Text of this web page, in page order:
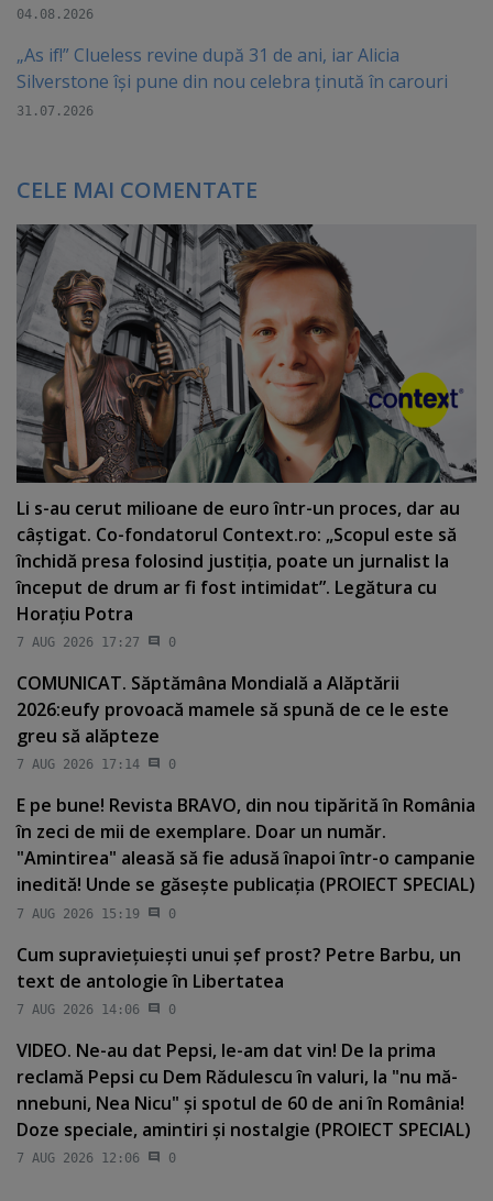
04.08.2026
„As if!” Clueless revine după 31 de ani, iar Alicia
Silverstone își pune din nou celebra ținută în carouri
31.07.2026
CELE MAI COMENTATE
Li s-au cerut milioane de euro într-un proces, dar au
câştigat. Co-fondatorul Context.ro: „Scopul este să
închidă presa folosind justiţia, poate un jurnalist la
început de drum ar fi fost intimidat”. Legătura cu
Horaţiu Potra
7 AUG 2026 17:27 0
COMUNICAT. Săptămâna Mondială a Alăptării
2026:eufy provoacă mamele să spună de ce le este
greu să alăpteze
7 AUG 2026 17:14 0
E pe bune! Revista BRAVO, din nou tipărită în România
în zeci de mii de exemplare. Doar un număr.
"Amintirea" aleasă să fie adusă înapoi într-o campanie
inedită! Unde se găseşte publicaţia (PROIECT SPECIAL)
7 AUG 2026 15:19 0
Cum supravieţuieşti unui şef prost? Petre Barbu, un
text de antologie în Libertatea
7 AUG 2026 14:06 0
VIDEO. Ne-au dat Pepsi, le-am dat vin! De la prima
reclamă Pepsi cu Dem Rădulescu în valuri, la "nu mă-
nnebuni, Nea Nicu" şi spotul de 60 de ani în România!
Doze speciale, amintiri şi nostalgie (PROIECT SPECIAL)
7 AUG 2026 12:06 0